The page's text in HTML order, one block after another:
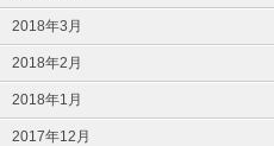
2018年3月
2018年2月
2018年1月
2017年12月